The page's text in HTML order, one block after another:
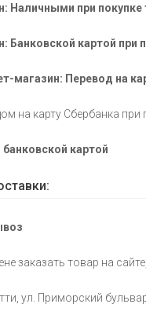
Наличными при покупке
Банковской картой при
магазин: Перевод на
на карту Сбербанка при
картой
заказать товар на
ул. Приморский